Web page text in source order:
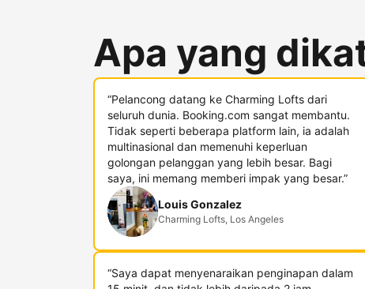
Apa yang
“Pelancong datang ke Charming Lofts dari
seluruh dunia. Booking.com sangat membantu.
Tidak seperti beberapa platform lain, ia adalah
multinasional dan memenuhi keperluan
golongan pelanggan yang lebih besar. Bagi
saya, ini memang memberi impak yang besar.”
Louis Gonzalez
Charming Lofts, Los Angeles
“Saya dapat menyenaraikan penginapan dalam